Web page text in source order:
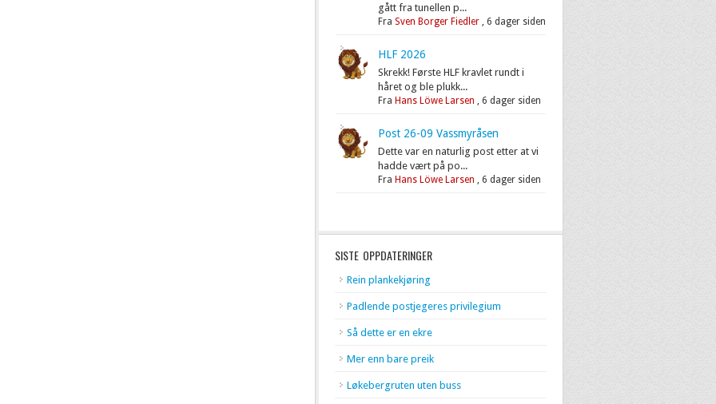
gått fra tunellen p...
Fra Sven Borger Fiedler, 6 dager siden
HLF 2026
Skrekk! Første HLF kravlet rundt i
håret og ble plukk...
Fra Hans Löwe Larsen , 6 dager siden
Post 26-09 Vassmyråsen
Dette var en naturlig post etter at vi
hadde vært på po...
Fra Hans Löwe Larsen , 6 dager siden
SISTE OPPDATERINGER
Rein plankekjøring
Padlende postjegeres privilegium
Så dette er en ekre
Mer enn bare preik
Løkebergruten uten buss